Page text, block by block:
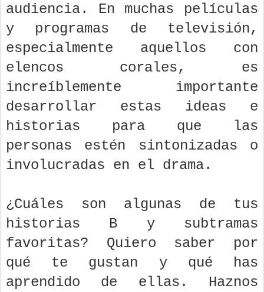
audiencia. En muchas películas
y programas de televisión,
especialmente aquellos con
elencos corales, es
increíblemente importante
desarrollar estas ideas e
historias para que las
personas estén sintonizadas o
involucradas en el drama.
¿Cuáles son algunas de tus
historias B y subtramas
favoritas? Quiero saber por
qué te gustan y qué has
aprendido de ellas. Haznos